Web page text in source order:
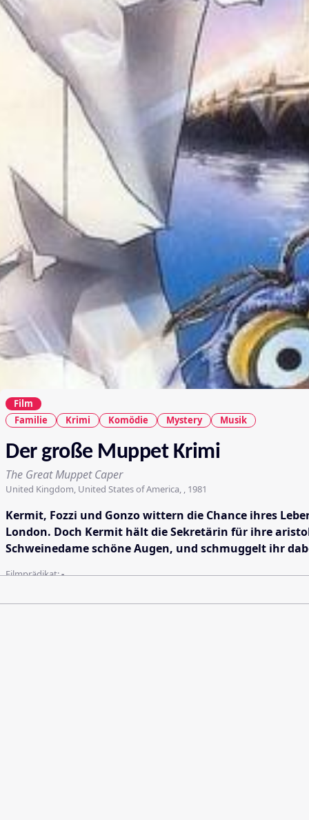
Film
Familie
Krimi Komödie Mystery Musik
Der große Muppet Krimi
The Great Muppet Caper
United Kingdom, United States of America, , 1981
Kermit, Fozzi und Gonzo wittern die Chance ihres
London. Doch Kermit hält die Sekretärin für ihre
Schweinedame schöne Augen, und schmuggelt ihr
Filmprädikat:-